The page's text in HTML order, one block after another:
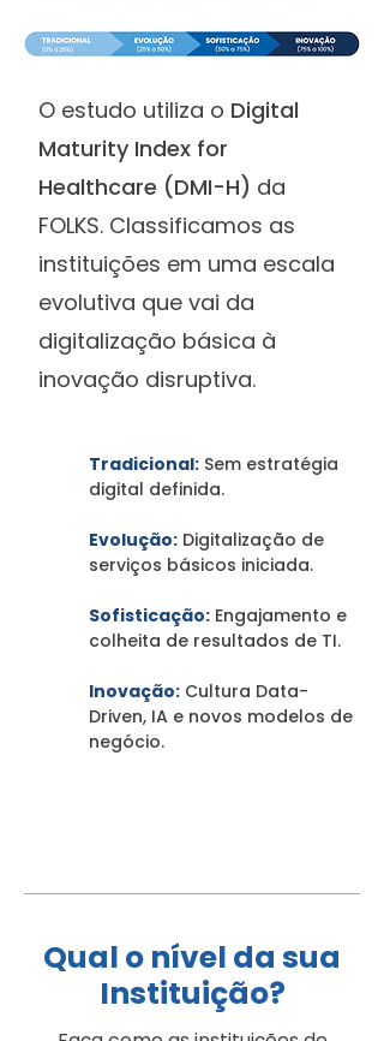
O estudo utiliza o Digital
Maturity Index for
Healthcare (DMI-H) da
FOLKS. Classificamos as
instituições em uma escala
evolutiva que vai da
digitalização básica à
inovação disruptiva.
Tradicional: Sem estratégia
digital definida.
Evolução: Digitalização de
serviços básicos iniciada.
Sofisticação: Engajamento e
colheita de resultados de TI.
Inovação: Cultura Data-
Driven, IA e novos modelos de
negócio.
Qual o nível da sua
Instituição?